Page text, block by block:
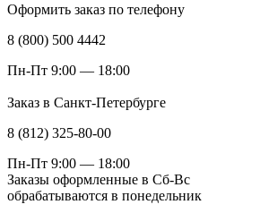
Оформить заказ по телефону
8 (800) 500 4442
Пн-Пт 9:00 — 18:00
Заказ в Санкт-Петербурге
8 (812) 325-80-00
Пн-Пт 9:00 — 18:00
Заказы оформленные в Сб-Вс
обрабатываются в понедельник